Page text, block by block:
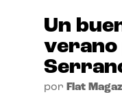
Un
verano
por Flat